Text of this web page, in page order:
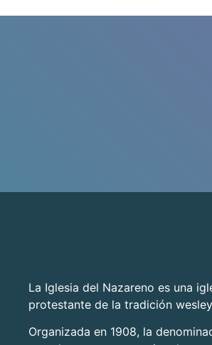
La Iglesia del Nazareno es una
protestante de la tradición
Organizada en 1908, la